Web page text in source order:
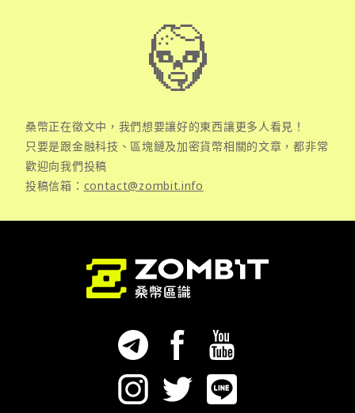
桑幣正在徵文中，我們想要讓好的東西讓更多人看見！
只要是跟金融科技、區塊鏈及加密貨幣相關的文章，都非常
歡迎向我們投稿
投稿信箱： contact@zombit.info